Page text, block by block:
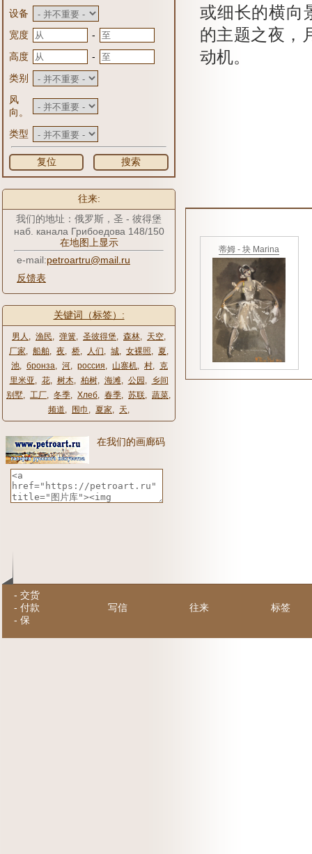
设备
宽度
-
高度
-
类别
风
向。
类型
复位 搜索
往来:
我们的地址：俄罗斯，圣 - 彼得堡
наб. канала Грибоедова 148/150
在地图上显示
e-mail:petroartru@mail.ru
反馈表
关键词（标签）:
男人 , 渔民, 弹簧, 圣彼得堡, 森林, 天空,
厂家, 船舶, 夜, 桥, 人们, 城, 女裸照, 夏,
池, бронза, 河, россия, 山寨机, 村, 克
里米亚, 花, 树木, 柏树, 海滩, 公园 ,
乡间
别墅, 工厂, 冬季, Хлеб, 春季, 苏联, 蔬菜,
频道, 围巾 , 夏家, 天,
在我们的画廊码
或细长的横向
的主题之夜，
动机。
蒂姆 - 块 Marina
- 交货
- 付款
- 保
写信 往来 标签